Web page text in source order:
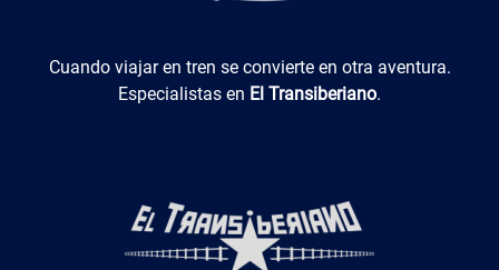
El Transiberiano
Cuando viajar en tren se convierte en otra aventura.
Especialistas en El Transiberiano.